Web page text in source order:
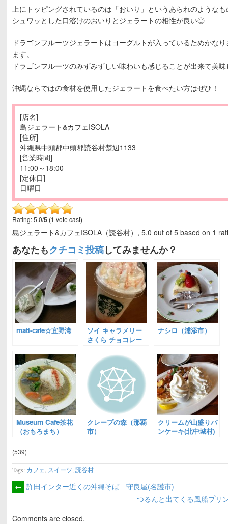
上にトッピングされているのは「おいり」というあられのような
シュワッとした口溶けのおいりとジェラートの相性が良い◎
ドラゴンフルーツジェラートはヨーグルトが入っているためかな
ます。
ドラゴンフルーツのみずみずしい味わいも感じることが出来て美
沖縄ならではの食材を使用したジェラートを食べたい方はぜひ！
[店名]
島ジェラート&カフェISOLA
[住所]
沖縄県中頭郡中頭郡読谷村楚辺1133
[営業時間]
11:00～18:00
[定休日]
日曜日
Rating: 5.0/5 (1 vote cast)
島ジェラート&カフェISOLA（読谷村） ,5.0 out of5 based on 1
あなたもクチコミ投稿してみませんか？
mati-cafe☆宜野湾
ソイ キャラメリー
さくら チョコレー
スターバックス
ナシロ（浦添市）
Museum Cafe茶花
（おもろまち）
クレープの森（那覇
市）
クリームが山盛りパ
ンケーキ(北中城村)
(539)
Tags: カフェ スイーツ ,読谷村
← 許田インター近くの沖縄そば 守良屋(名護市)
つるんと出てくる風船プリ
Comments are closed.